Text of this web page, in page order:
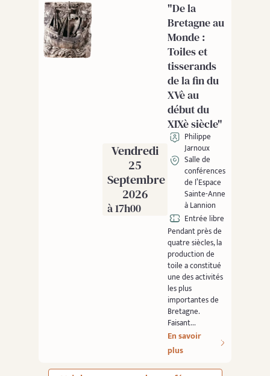
Vendredi
25
Septembre
2026
à 17h00
"De la
Bretagne au
Monde :
Toiles et
tisserands
de la fin du
XVè au
début du
XIXè siècle"
Philippe
Jarnoux
Salle de
conférences
de l’Espace
Sainte-Anne
à Lannion
Entrée libre
Pendant près de
quatre siècles, la
production de
toile a constitué
une des activités
les plus
importantes de
Bretagne.
Faisant...
En savoir
plus